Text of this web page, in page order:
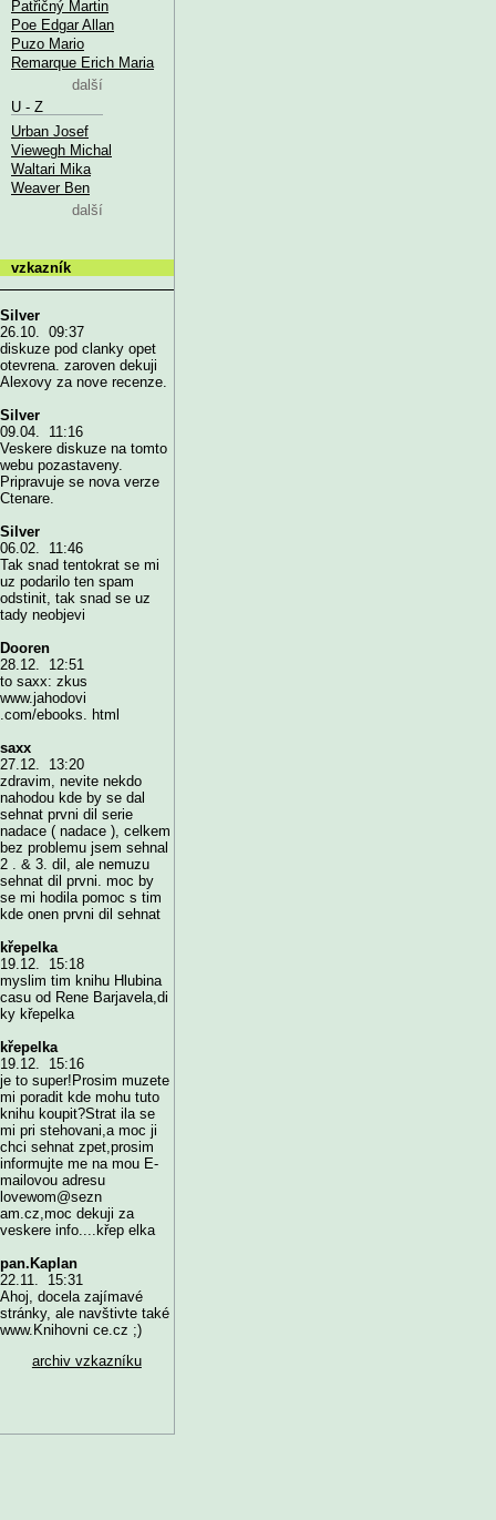
Patřičný Martin
Poe Edgar Allan
Puzo Mario
Remarque Erich Maria
další
U - Z
Urban Josef
Viewegh Michal
Waltari Mika
Weaver Ben
další
vzkazník
Silver
26.10. 09:37
diskuze pod clanky opet
otevrena. zaroven dekuji
Alexovy za nove recenze.
Silver
09.04. 11:16
Veskere diskuze na tomto
webu pozastaveny.
Pripravuje se nova verze
Ctenare.
Silver
06.02. 11:46
Tak snad tentokrat se mi
uz podarilo ten spam
odstinit, tak snad se uz
tady neobjevi
Dooren
28.12. 12:51
to saxx: zkus
www.jahodovi
.com/ebooks. html
saxx
27.12. 13:20
zdravim, nevite nekdo
nahodou kde by se dal
sehnat prvni dil serie
nadace ( nadace ), celkem
bez problemu jsem sehnal
2 . & 3. dil, ale nemuzu
sehnat dil prvni. moc by
se mi hodila pomoc s tim
kde onen prvni dil sehnat
křepelka
19.12. 15:18
myslim tim knihu Hlubina
casu od Rene Barjavela,di
ky křepelka
křepelka
19.12. 15:16
je to super!Prosim muzete
mi poradit kde mohu tuto
knihu koupit?Strat ila se
mi pri stehovani,a moc ji
chci sehnat zpet,prosim
informujte me na mou E-
mailovou adresu
lovewom@sezn
am.cz,moc dekuji za
veskere info....křep elka
pan.Kaplan
22.11. 15:31
Ahoj, docela zajímavé
stránky, ale navštivte také
www.Knihovni ce.cz ;)
archiv vzkazníku